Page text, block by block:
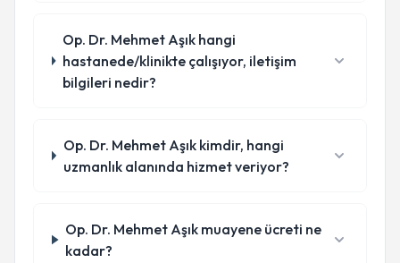
Op. Dr. Mehmet Aşık hangi
hastanede/klinikte çalışıyor, iletişim
bilgileri nedir?
Op. Dr. Mehmet Aşık kimdir, hangi
uzmanlık alanında hizmet veriyor?
Op. Dr. Mehmet Aşık muayene ücreti ne
kadar?